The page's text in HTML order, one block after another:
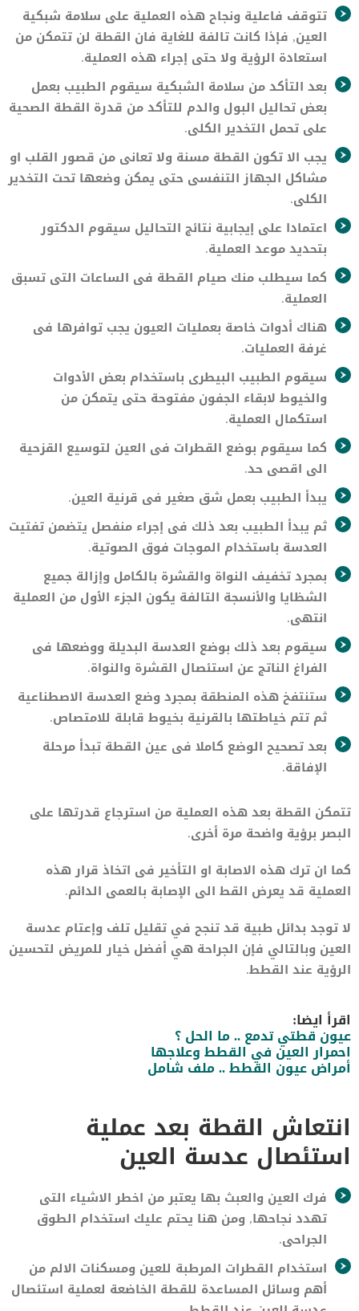
تتوقف فاعلية ونجاح هذه العملية على سلامة شبكية
العين, فإذا كانت تالفة للغاية فان القطة لن تتمكن من
استعادة الرؤية ولا حتى إجراء هذه العملية.
بعد التأكد من سلامة الشبكية سيقوم الطبيب بعمل
بعض تحاليل البول والدم للتأكد من قدرة القطة الصحية
على تحمل التخدير الكلى.
يجب الا تكون القطة مسنة ولا تعانى من قصور القلب او
مشاكل الجهاز التنفسى حتى يمكن وضعها تحت التخدير
الكلى.
اعتمادا على إيجابية نتائج التحاليل سيقوم الدكتور
بتحديد موعد العملية.
كما سيطلب منك صيام القطة فى الساعات التى تسبق
العملية.
هناك أدوات خاصة بعمليات العيون يجب توافرها فى
غرفة العمليات.
سيقوم الطبيب البيطرى باستخدام بعض الأدوات
والخيوط لابقاء الجفون مفتوحة حتى يتمكن من
استكمال العملية.
كما سيقوم بوضع القطرات فى العين لتوسيع القزحية
الى اقصى حد.
يبدأ الطبيب بعمل شق صغير فى قرنية العين.
ثم يبدأ الطبيب بعد ذلك فى إجراء منفصل يتضمن تفتيت
العدسة باستخدام الموجات فوق الصوتية.
بمجرد تخفيف النواة والقشرة بالكامل وإزالة جميع
الشظايا والأنسجة التالفة يكون الجزء الأول من العملية
انتهى.
سيقوم بعد ذلك بوضع العدسة البديلة ووضعها فى
الفراغ الناتج عن استئصال القشرة والنواة.
ستنتفخ هذه المنطقة بمجرد وضع العدسة الاصطناعية
ثم تتم خياطتها بالقرنية بخيوط قابلة للامتصاص.
بعد تصحيح الوضع كاملا فى عين القطة تبدأ مرحلة
الإفاقة.
تتمكن القطة بعد هذه العملية من استرجاع قدرتها على
البصر برؤية واضحة مرة أخرى.
كما ان ترك هذه الاصابة او التأخير فى اتخاذ قرار هذه
العملية قد يعرض القط الى الإصابة بالعمى الدائم.
لا توجد بدائل طبية قد تنجح في تقليل تلف وإعتام عدسة
العين وبالتالي فإن الجراحة هي أفضل خيار للمريض لتحسين
الرؤية عند القطط.
اقرأ ايضا:
عيون قطتي تدمع .. ما الحل ؟
احمرار العين في القطط وعلاجها
أمراض عيون القطط .. ملف شامل
انتعاش القطة بعد عملية
استئصال عدسة العين
فرك العين والعبث بها يعتبر من اخطر الاشياء التى
تهدد نجاحها, ومن هنا يحتم عليك استخدام الطوق
الجراحى.
استخدام القطرات المرطبة للعين ومسكنات الالم من
أهم وسائل المساعدة للقطة الخاضعة لعملية استئصال